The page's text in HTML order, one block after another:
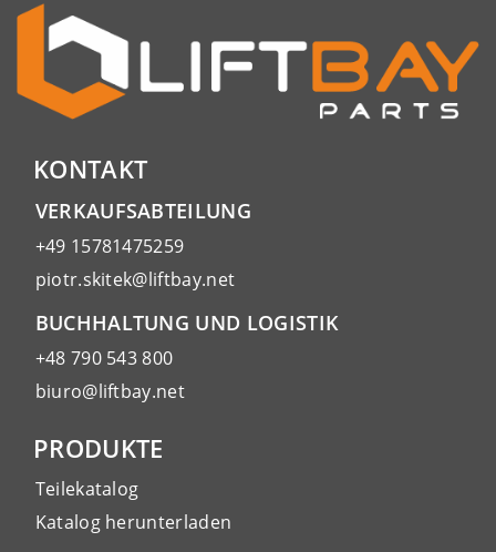
KONTAKT
VERKAUFSABTEILUNG
+49 15781475259
piotr.skitek@liftbay.net
BUCHHALTUNG UND LOGISTIK
+48 790 543 800
biuro@liftbay.net
PRODUKTE
Teilekatalog
Katalog herunterladen